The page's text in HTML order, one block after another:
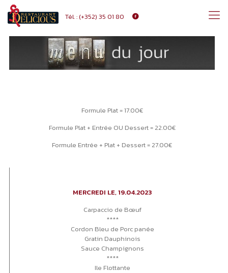
Tél. :(+352) 35 01 80
Formule Plat = 17.00€
Formule Plat + Entrée OU Dessert = 22.00€
Formule Entrée + Plat + Dessert = 27.00€
MERCREDI LE, 19.04.2023
Carpaccio de Bœuf
****
Cordon Bleu de Porc panée
Gratin Dauphinois
Sauce Champignons
****
Ile Flottante